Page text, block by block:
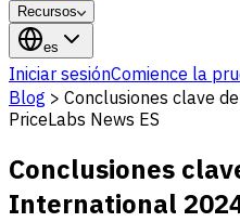
Recursos
es
Iniciar sesiónComience la
Blog > Conclusiones clave
PriceLabs News ES
Conclusiones
International